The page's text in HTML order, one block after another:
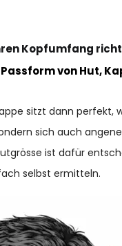
Kopfumfang
von Hut,
sitzt dann perfekt,
sich auch
ist dafür
selbst ermitteln.